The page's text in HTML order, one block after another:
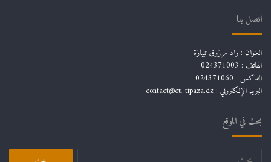
اتصل بنا
العنوان : واد مرزوق تيبازة
الهاتف : 024371003
الفاكس : 024371060
البريد الإلكتروني : contact@cu-tipaza.dz
بحث في الموقع
البحث